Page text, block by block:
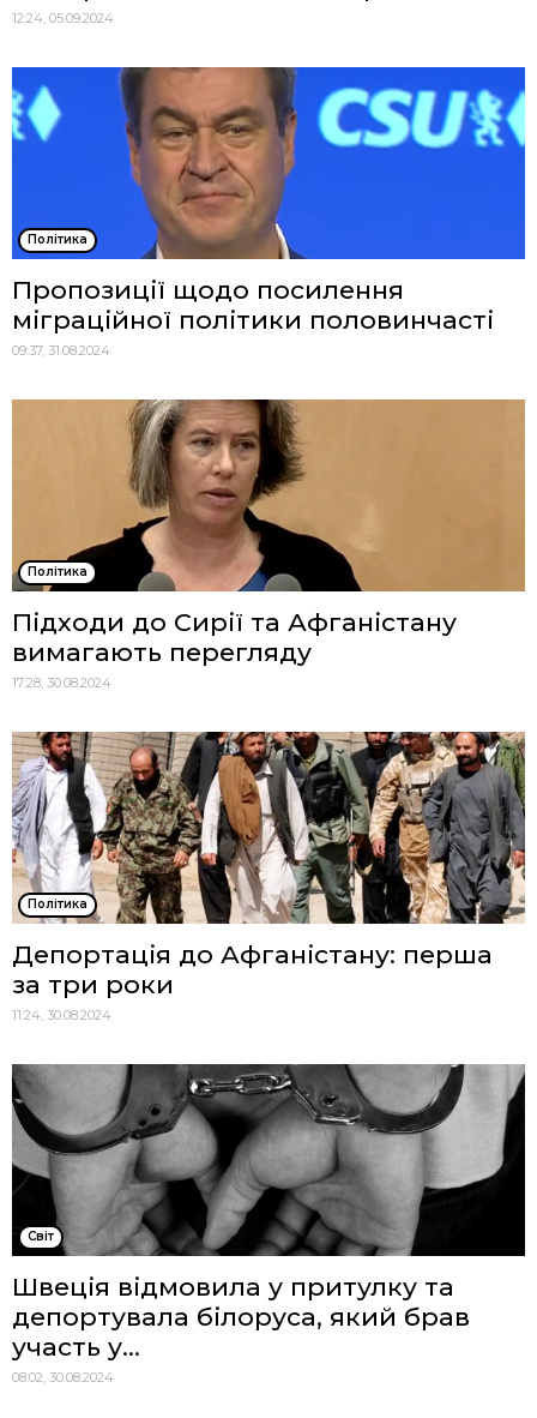
12:24, 05.09.2024
Політика
Пропозиції щодо посилення
міграційної політики половинчасті
09:37, 31.08.2024
Політика
Підходи до Сирії та Афганістану
вимагають перегляду
17:28, 30.08.2024
Політика
Депортація до Афганістану: перша
за три роки
11:24, 30.08.2024
Cвіт
Швеція відмовила у притулку та
депортувала білоруса, який брав
участь у...
08:02, 30.08.2024